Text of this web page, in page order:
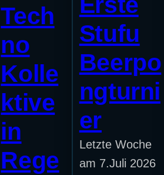
Tech
no
Kolle
ktive
in
Rege
Stufu
Beerpo
ngturni
er
Letzte Woche
am 7.Juli 2026